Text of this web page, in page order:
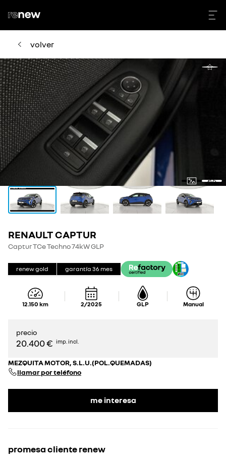
volver
RENAULT CAPTUR
Captur TCe Techno 74kW GLP
renew gold garantía 36 mes
12.150 km 2/2025 GLP Manual
precio
20.400 € imp. incl.
MEZQUITA MOTOR, S.L.U.(POL.QUEMADAS)
llamar por teléfono
me interesa
promesa cliente renew